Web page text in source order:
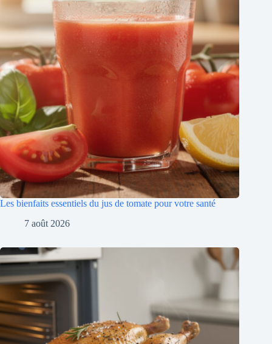
Les bienfaits essentiels du jus de tomate pour votre santé
7 août 2026